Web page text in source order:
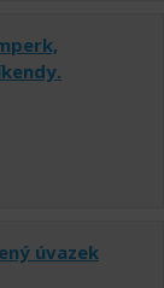
úvazek